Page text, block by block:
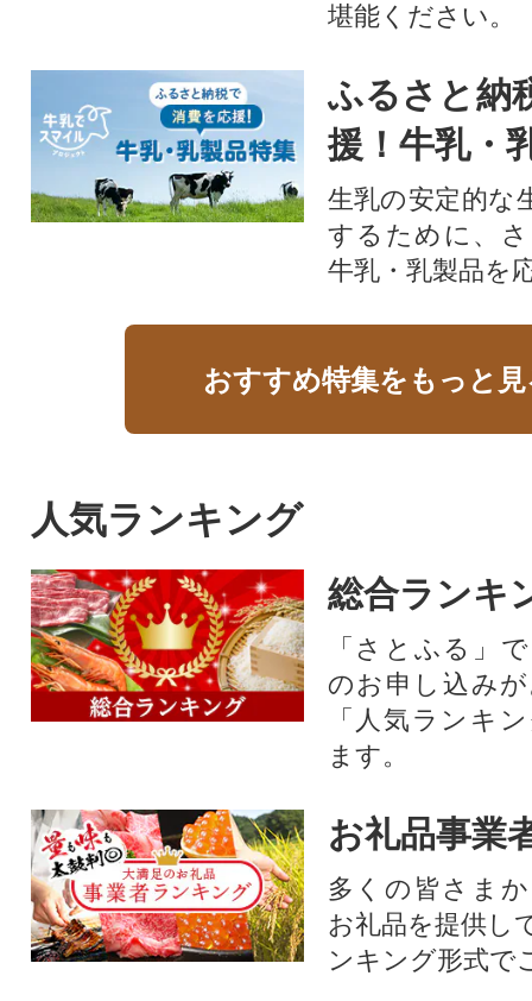
堪能ください。
ふるさと納
援！牛乳・
生乳の安定的な
するために、
牛乳・乳製品を
おすすめ特集をもっと
人気ランキング
総合ランキ
「さとふる」
のお申し込み
「人気ランキ
ます。
お礼品事業
多くの皆さま
お礼品を提供し
ンキング形式で